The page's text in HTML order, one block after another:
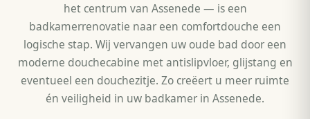
het centrum van Assenede — is een
badkamerrenovatie naar een comfortdouche een
logische stap. Wij vervangen uw oude bad door een
moderne douchecabine met antislipvloer, glijstang en
eventueel een douchezitje. Zo creëert u meer ruimte
én veiligheid in uw badkamer in Assenede.